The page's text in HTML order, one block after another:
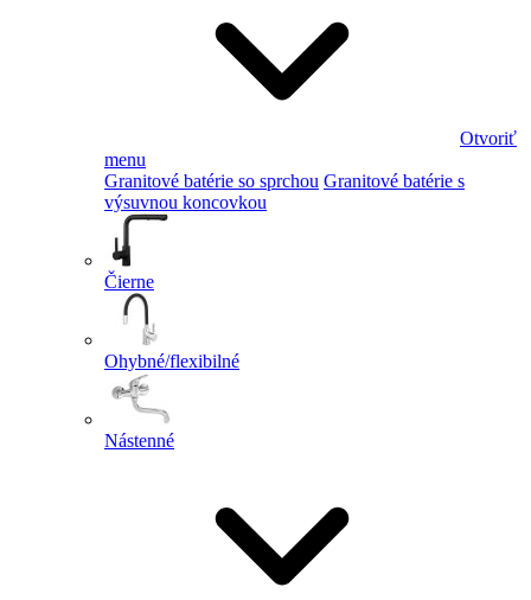
Otvoriť
menu
Granitové batérie so sprchou Granitové batérie s
výsuvnou koncovkou
Čierne
Ohybné/flexibilné
Nástenné